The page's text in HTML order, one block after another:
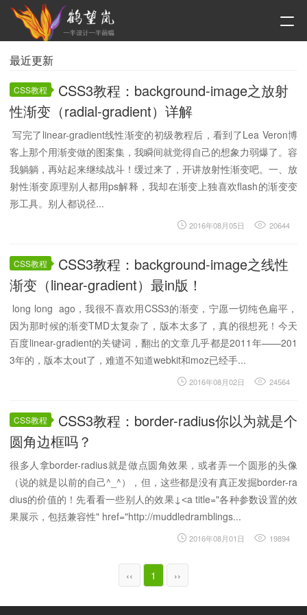
最近更新
CSS教程
CSS3教程：background-image之放射
性渐变（radial-gradient）详解
写完了linear-gradient线性渐变的初级教程后，看到了Lea Veron博
客上那个用渐变做的图案集，我瞬间就觉得自己的想象力弱爆了。容
我躺躺，再站起来继续战斗！缓过来了，开讲放射性渐变吧。一、放
射性渐变原理别人都用ps解释，我却在渐变上独喜欢flash的渐变变
形工具。别人都说径...
2016年08月05日 20644
CSS教程
CSS3教程：background-image之线性
渐变（linear-gradient）最in版！
long long ago，我很不喜欢用CSS3的渐变，宁愿一切纯色扁平，
因为那时候的渐变TMD太复杂了，版本太多了，真的很想死！今天
百度linear-gradient的关键词，翻出的文章几乎都是2011年——201
3年的，版本太out了，难道不知道webkit和moz已经手...
2016年08月02日 24564
CSS教程
CSS3教程：border-radius你以为就是个
圆角边框吗？
很多人拿border-radius就是做点圆角效果，或者弄一个圆形的头像
（说的就是以前的自己^_^），但，这些都是没有真正发掘border-ra
dius的价值的！先看看一些别人的效果↓˂a title="各种参数设置的效
果展示，包括兼容性" href="http://muddledramblings...
2016年08月01日 19894
‹‹ 1 ››